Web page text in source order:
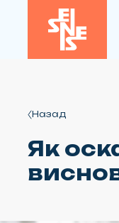
Назад
Як